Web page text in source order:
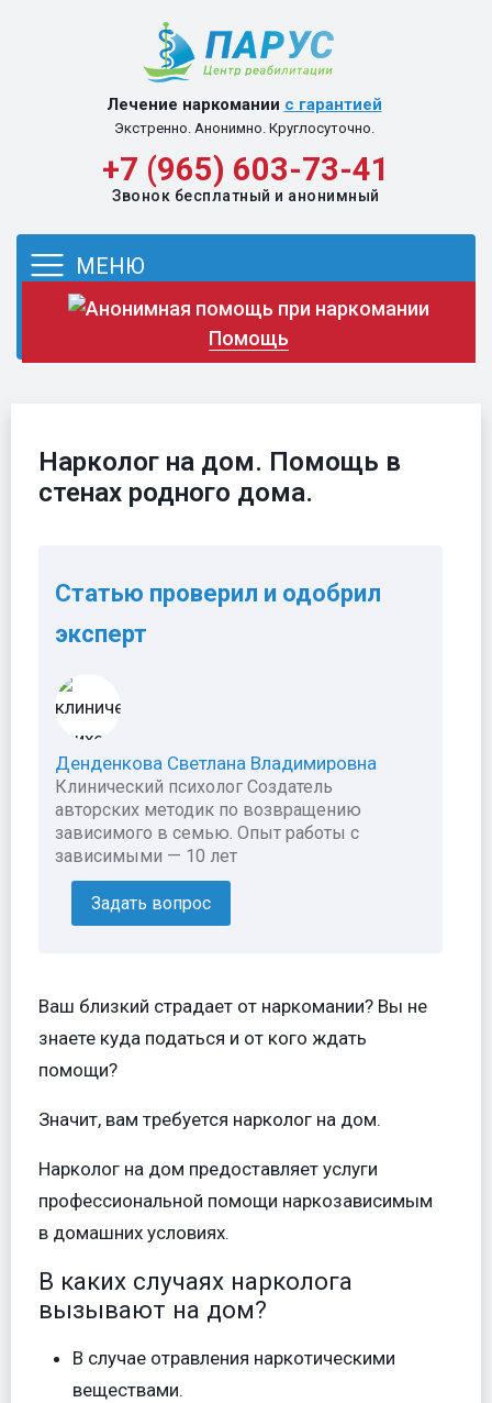
Перейти к содержимому
Лечение наркомании с гарантией
Экстренно. Анонимно. Круглосуточно.
+7 (965) 603-73-41
Звонок бесплатный и анонимный
МЕНЮ
Помощь
Нарколог на дом. Помощь в
стенах родного дома.
Статью проверил и одобрил
эксперт
Денденкова Светлана Владимировна
Клинический психолог Создатель
авторских методик по возвращению
зависимого в семью. Опыт работы с
зависимыми — 10 лет
Задать вопрос
Ваш близкий страдает от наркомании? Вы не
знаете куда податься и от кого ждать
помощи?
Значит, вам требуется нарколог на дом.
Нарколог на дом предоставляет услуги
профессиональной помощи наркозависимым
в домашних условиях.
В каких случаях нарколога
вызывают на дом?
В случае отравления наркотическими
веществами.